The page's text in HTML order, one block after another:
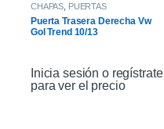
CHAPAS PUERTAS
Puerta Trasera Derecha Vw
Gol Trend 10/13
Inicia sesión o regístrate
para ver el precio